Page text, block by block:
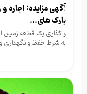
پارک های...
واگذاری یک قطعه زمین
به شرط حفظ و نگهداری